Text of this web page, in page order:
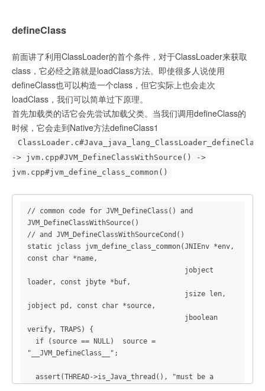
defineClass
前面讲了利用ClassLoader的首个条件，对于ClassLoader来获取
class，它必经之路就是loadClass方法。即使很多人说使用
defineClass也可以构造一个class，但它实际上也会走次
loadClass，我们可以简单过下原理。
首先加载类的话它会先尝试加载父类。当我们调用defineClass的
时候，它会走到Native方法defineClass1
-> jvm.cpp#JVM_DefineClassWithSource() ->
jvm.cpp#jvm_define_class_common()
// common code for JVM_DefineClass() and
JVM_DefineClassWithSource()
// and JVM_DefineClassWithSourceCond()
static jclass jvm_define_class_common(JNIEnv *env,
const char *name,
loader, const jbyte *buf,
jobject pd, const char *source,
verify, TRAPS) {
"__JVM_DefineClass__";
  assert(THREAD->is_Java_thread(), "must be a